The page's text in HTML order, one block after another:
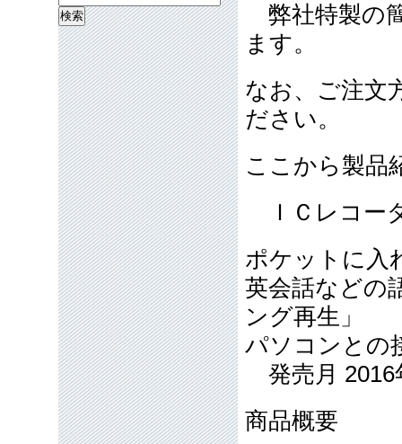
弊社特製の
ます。
なお、ご注文
ださい。
ここから製品
ＩＣレコー
ポケットに入
英会話などの
ング再生」
パソコンとの
発売月 2016
商品概要
索: